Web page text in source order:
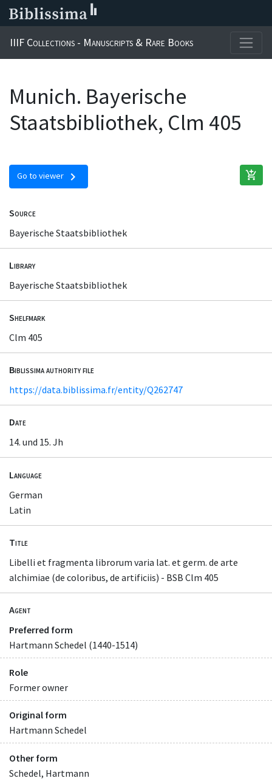
IIIF Collections - Manuscripts & Rare Books
Munich. Bayerische
Staatsbibliothek, Clm 405
Go to viewer chevron_right add_shopping_cart
Source
Bayerische Staatsbibliothek
Library
Bayerische Staatsbibliothek
Shelfmark
Clm 405
Biblissima authority file
https://data.biblissima.fr/entity/Q262747
Date
14. und 15. Jh
Language
German
Latin
Title
Libelli et fragmenta librorum varia lat. et germ. de arte
alchimiae (de coloribus, de artificiis) - BSB Clm 405
Agent
Preferred form
Hartmann Schedel (1440-1514)
Role
Former owner
Original form
Hartmann Schedel
Other form
Schedel, Hartmann